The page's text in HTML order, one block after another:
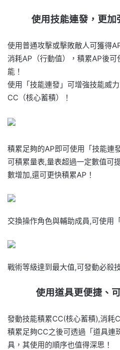
使用技能連發，更加
使用普通攻擊或擊敗敵人可獲得
消耗AP（行動值），積累AP後
能！
使用「技能連發」可增強技能威
CC（核心蓄積）！
積累足夠的AP即可使用「技能連
可積累量表,量表超過一定數值可
數增加,還可更快積累AP！
交換操作角色與輔助成員,可使用
戰術等級達到最大值,可發動必殺
使用道具更便捷、
發動技能積累CC(核心蓄積),消耗
積累足夠CC之後可透過「道具連
具，其使用的順序也值得深思！